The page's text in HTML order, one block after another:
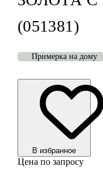
(051381)
Примерка на дому
В избранноe
Цена по запросу